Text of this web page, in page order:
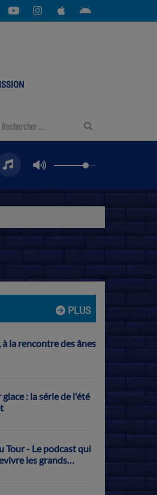
PLUS
à la rencontre des ânes
: la série de l'été
Tour - Le podcast qui
les grands